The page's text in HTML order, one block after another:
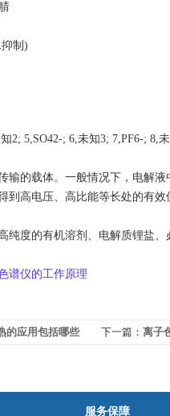
制)
2; 5,SO42-; 6,未知3; 7,PF6-; 8,
输的载体。一般情况下，电解
到高电压、高比能等长处的有效
纯度的有机溶剂、电解质锂盐
谱仪的工作原理
的应用包括哪些
下一篇： 离子
服务保障